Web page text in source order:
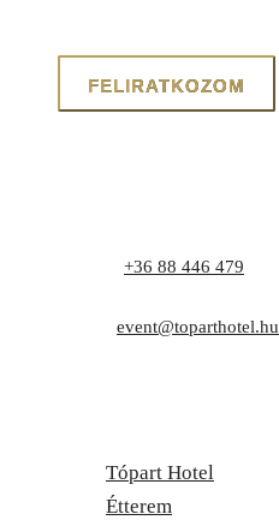
+36 88 446 479
event@toparthotel.hu
Tópart Hotel
Étterem